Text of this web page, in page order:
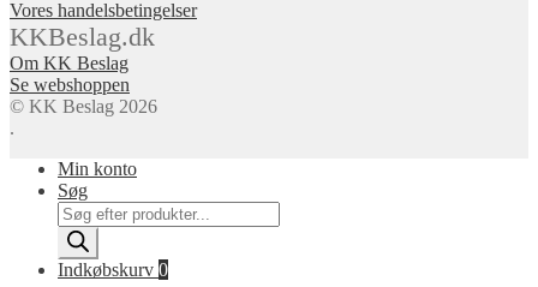
Vores handelsbetingelser
KKBeslag.dk
Om KK Beslag
Se webshoppen
© KK Beslag 2026
.
Min konto
Søg
Products
search
Indkøbskurv 0